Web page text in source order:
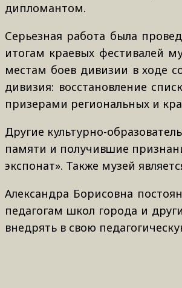
дипломантом.
Серьезная работа была
итогам краевых фестивалей
местам боев дивизии в ходе
дивизия: восстановление
призерами региональных и
Другие культурно-
памяти и получившие
экспонат». Также музей
Александра Борисовна
педагогам школ города и
внедрять в свою